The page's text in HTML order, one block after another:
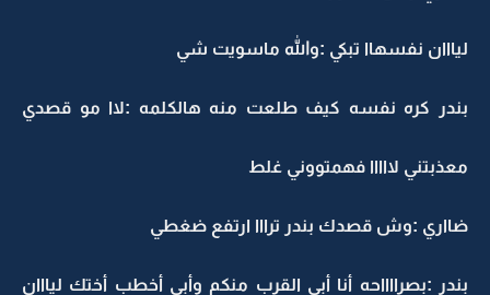
ليااان نفسهاا تبكي :والله ماسويت شي
بندر كره نفسه كيف طلعت منه هالكلمه :لاا مو قصدي
معذبتني لااااا فهمتووني غلط
ضااري :وش قصدك بندر ترااا ارتفع ضغطي
بندر :بصرااااحه أنا أبي القرب منكم وأبي أخطب أختك ليااان